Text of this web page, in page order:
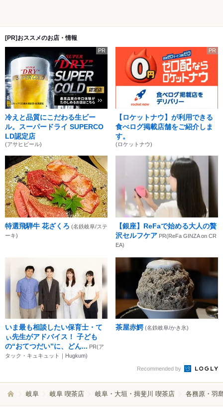
[PR]おススメのお店・情報
PR
冷えと品質にこだわる生ビー
ル。スーパードライ SUPERCO
LD認定店
(アサヒビール)
PR
【ロケットナウ】が利用できる
食べログ掲載店舗をご紹介しま
す。
(ロケットナウ)
特選飛騨牛 花ざくろ (名鉄岐阜/ステ
ーキ)
【銀座】ReFaで始める大人の贅
沢セルフケア PR(ReFa GINZA on CR
EA)
いま最も相談したい保育士・て
ぃ先生がアドバイス！ 子ども
の“おてつだい”に、どん... PR(ア
タック・キュキュット｜Hugkum)
茶屋赤鰐 (名鉄岐阜/かき氷)
Recommended by
岐阜 岐阜 喫茶店 岐阜・大垣・揖斐川 喫茶店 各務原・羽